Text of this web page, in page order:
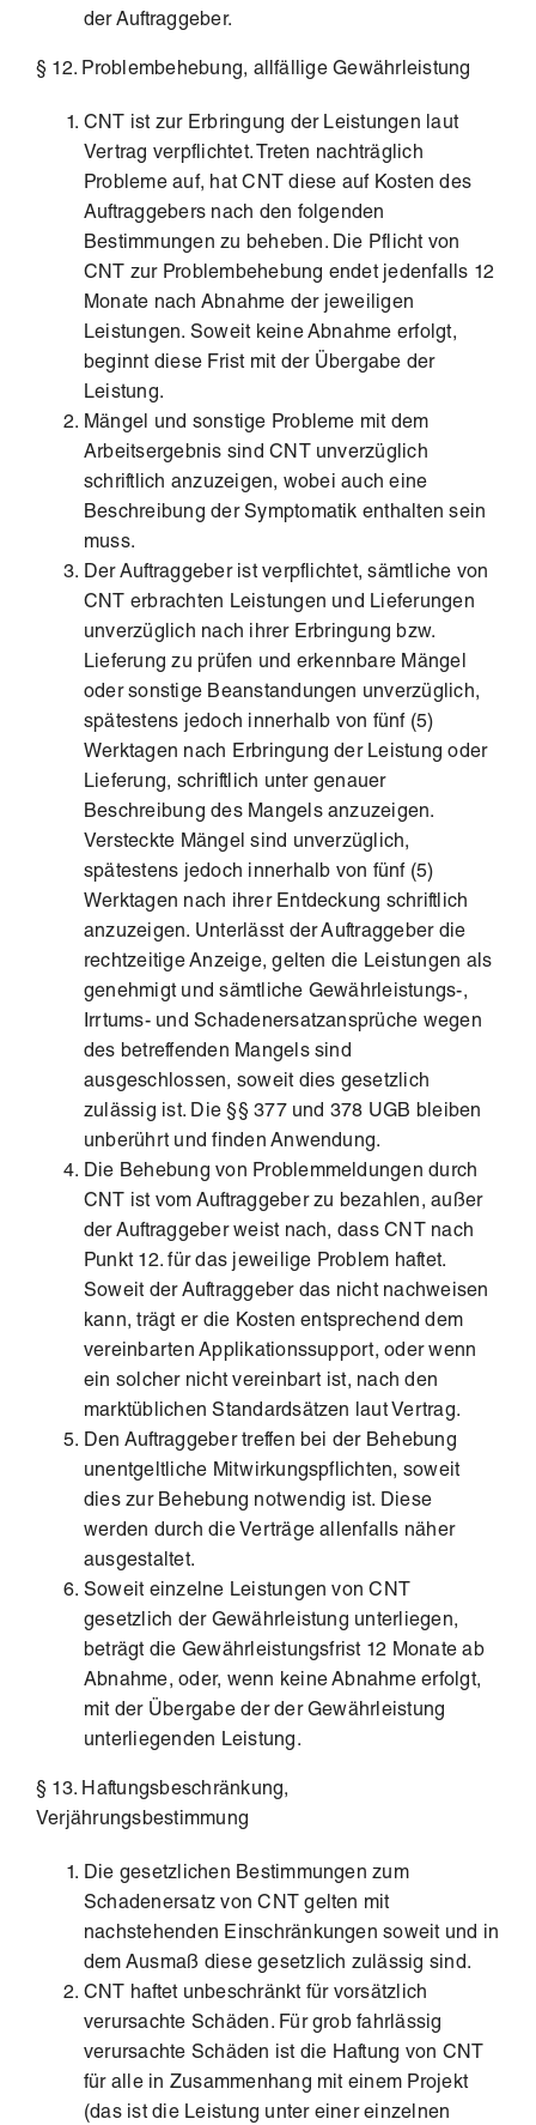
der Auftraggeber.
§ 12. Problembehebung, allfällige Gewährleistung
CNT ist zur Erbringung der Leistungen laut
Vertrag verpflichtet. Treten nachträglich
Probleme auf, hat CNT diese auf Kosten des
Auftraggebers nach den folgenden
Bestimmungen zu beheben. Die Pflicht von
CNT zur Problembehebung endet jedenfalls 12
Monate nach Abnahme der jeweiligen
Leistungen. Soweit keine Abnahme erfolgt,
beginnt diese Frist mit der Übergabe der
Leistung.
Mängel und sonstige Probleme mit dem
Arbeitsergebnis sind CNT unverzüglich
schriftlich anzuzeigen, wobei auch eine
Beschreibung der Symptomatik enthalten sein
muss.
Der Auftraggeber ist verpflichtet, sämtliche von
CNT erbrachten Leistungen und Lieferungen
unverzüglich nach ihrer Erbringung bzw.
Lieferung zu prüfen und erkennbare Mängel
oder sonstige Beanstandungen unverzüglich,
spätestens jedoch innerhalb von fünf (5)
Werktagen nach Erbringung der Leistung oder
Lieferung, schriftlich unter genauer
Beschreibung des Mangels anzuzeigen.
Versteckte Mängel sind unverzüglich,
spätestens jedoch innerhalb von fünf (5)
Werktagen nach ihrer Entdeckung schriftlich
anzuzeigen. Unterlässt der Auftraggeber die
rechtzeitige Anzeige, gelten die Leistungen als
genehmigt und sämtliche Gewährleistungs-,
Irrtums- und Schadenersatzansprüche wegen
des betreffenden Mangels sind
ausgeschlossen, soweit dies gesetzlich
zulässig ist. Die §§ 377 und 378 UGB bleiben
unberührt und finden Anwendung.
Die Behebung von Problemmeldungen durch
CNT ist vom Auftraggeber zu bezahlen, außer
der Auftraggeber weist nach, dass CNT nach
Punkt 12. für das jeweilige Problem haftet.
Soweit der Auftraggeber das nicht nachweisen
kann, trägt er die Kosten entsprechend dem
vereinbarten Applikationssupport, oder wenn
ein solcher nicht vereinbart ist, nach den
marktüblichen Standardsätzen laut Vertrag.
Den Auftraggeber treffen bei der Behebung
unentgeltliche Mitwirkungspflichten, soweit
dies zur Behebung notwendig ist. Diese
werden durch die Verträge allenfalls näher
ausgestaltet.
Soweit einzelne Leistungen von CNT
gesetzlich der Gewährleistung unterliegen,
beträgt die Gewährleistungsfrist 12 Monate ab
Abnahme, oder, wenn keine Abnahme erfolgt,
mit der Übergabe der der Gewährleistung
unterliegenden Leistung.
§ 13. Haftungsbeschränkung,
Verjährungsbestimmung
Die gesetzlichen Bestimmungen zum
Schadenersatz von CNT gelten mit
nachstehenden Einschränkungen soweit und in
dem Ausmaß diese gesetzlich zulässig sind.
CNT haftet unbeschränkt für vorsätzlich
verursachte Schäden. Für grob fahrlässig
verursachte Schäden ist die Haftung von CNT
für alle in Zusammenhang mit einem Projekt
(das ist die Leistung unter einer einzelnen